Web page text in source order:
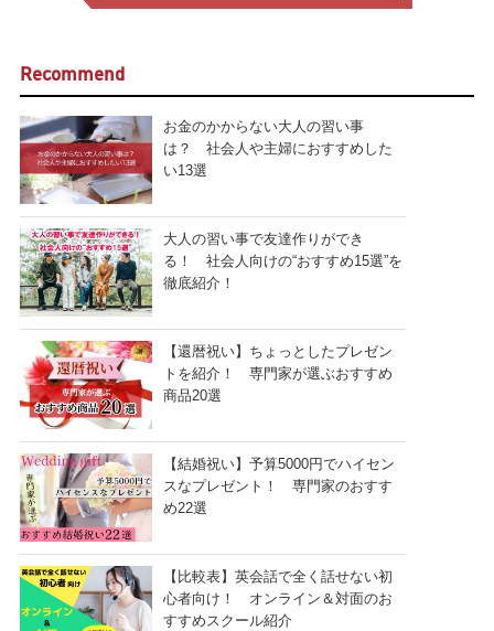
Recommend
お金のかからない大人の習い事
は？ 社会人や主婦におすすめした
い13選
大人の習い事で友達作りができ
る！ 社会人向けの“おすすめ15選”を
徹底紹介！
【還暦祝い】ちょっとしたプレゼン
トを紹介！ 専門家が選ぶおすすめ
商品20選
【結婚祝い】予算5000円でハイセン
スなプレゼント！ 専門家のおすす
め22選
【比較表】英会話で全く話せない初
心者向け！ オンライン＆対面のお
すすめスクール紹介